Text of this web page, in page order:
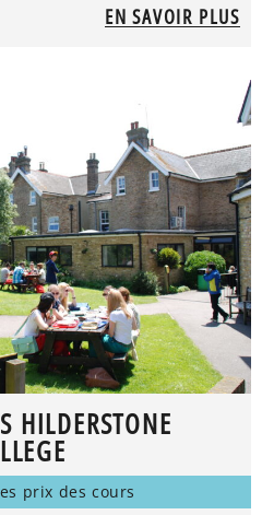
EN SAVOIR PLUS
HILDERSTONE
prix des cours